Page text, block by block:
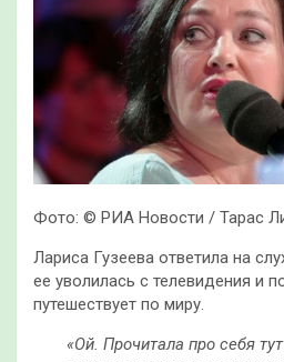
Фото: © РИА Новости / Тарас
Лариса Гузеева ответила на
ее уволилась с телевидения и
путешествует по миру.
«Ой. Прочитала про себя